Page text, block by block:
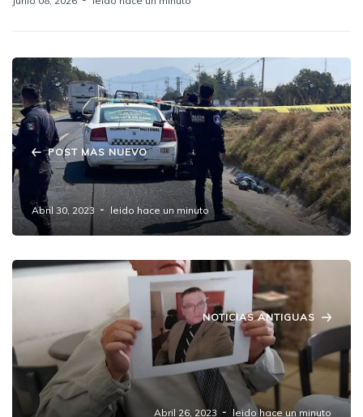
POST MAS NUEVO
Localizan en Amozoc a cadáver de hombre.
Abril 30, 2023 leido hace un minuto
NOTICIAS ANTIGUAS
Deja de circular Ruta 100 Puebla-Amozoc
debido a violencia contra choferes y
usuarios
Abril 26, 2023 leido hace un minuto